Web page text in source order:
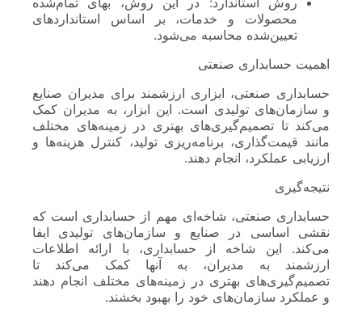
محصولات و خدمات، بر اساس استانداردهای
تعیین‌شده محاسبه می‌شود.
اهمیت حسابداری صنعتی
حسابداری صنعتی، ابزاری ارزشمند برای مدیران صنایع
و سازمان‌های تولیدی است. این ابزار، به مدیران کمک
می‌کند تا تصمیم‌گیری‌های بهتری در زمینه‌های مختلف
مانند قیمت‌گذاری، برنامه‌ریزی تولید، کنترل هزینه‌ها و
ارزیابی عملکرد، انجام دهند.
نتیجه‌گیری
حسابداری صنعتی، شاخه‌ای مهم از حسابداری است که
نقشی اساسی در صنایع و سازمان‌های تولیدی ایفا
می‌کند. این شاخه از حسابداری، با ارائه اطلاعات
ارزشمند به مدیران، به آنها کمک می‌کند تا
تصمیم‌گیری‌های بهتری در زمینه‌های مختلف انجام دهند
و عملکرد سازمان‌های خود را بهبود بخشند.